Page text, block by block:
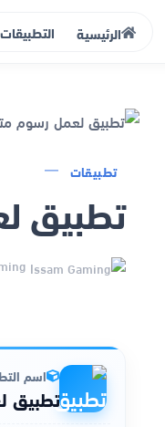
الرئيسية التطبيقات
تطبيقات
تطبيق
اسم
تطبيق